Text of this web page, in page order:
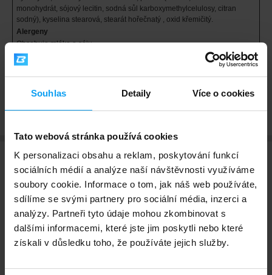
Souhlas Detaily Více o cookies
Tato webová stránka používá cookies
K personalizaci obsahu a reklam, poskytování funkcí
sociálních médií a analýze naší návštěvnosti využíváme
soubory cookie. Informace o tom, jak náš web používáte,
sdílíme se svými partnery pro sociální média, inzerci a
analýzy. Partneři tyto údaje mohou zkombinovat s
dalšími informacemi, které jste jim poskytli nebo které
získali v důsledku toho, že používáte jejich služby.
monohydrát, sójový lecitin, sodná sůl karboxymethylcelulosy, citran
sodný), kyselina stearová, stearát hořečnatý , oxid křemičitý.
Alergeny
Obsahuje mléko a sóju.
Upozornění
Uschovejte na suchém a tmavém místě při teplotě do 25 ° C, mimo
dosah malých dětí. Ustanovena doporučená denní dávka se nesmí
přesáhnout.
Hodnocení a recenze
4,7 Max. spokojenost